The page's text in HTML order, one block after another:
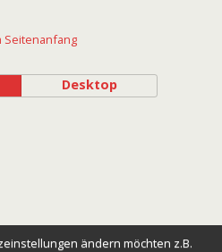
Seitenanfang
Desktop
ändern möchten z.B.